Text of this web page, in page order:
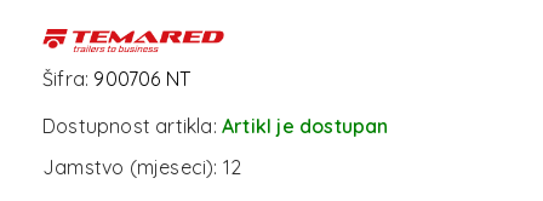
Šifra: 900706 NT
Dostupnost artikla: Artikl je dostupan
Jamstvo (mjeseci): 12